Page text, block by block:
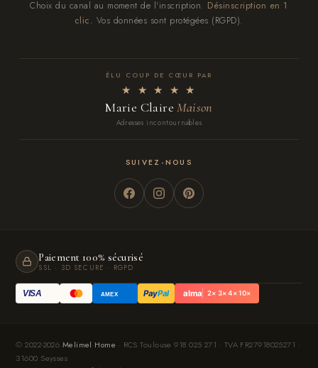
Choix du canal au moment de l'inscription. Désinscription en 1
clic. Vos données sont protégées (RGPD).
ÉLU COUP DE CŒUR PAR
★ ★ ★ ★ ★
Marie ClaireMaison
Adresses incontournables
SUIVEZ-NOUS
Paiement 100% sécurisé
SSL · 3D SECURE · RGPD
VISA AMEX PayPal alma 2× 3× 4× 10×
© 2022-2026 Melimel Home · RCS Toulouse 918 025 271 · TVA FR27918025271 ·
31600 Seysses